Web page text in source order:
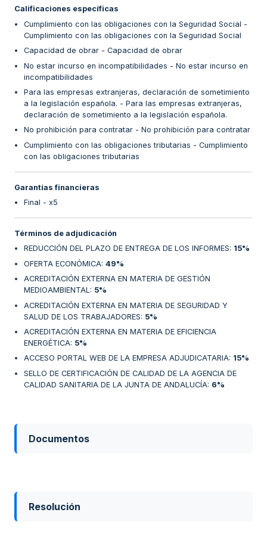
Calificaciones específicas
Cumplimiento con las obligaciones con la Seguridad Social -
Cumplimiento con las obligaciones con la Seguridad Social
Capacidad de obrar - Capacidad de obrar
No estar incurso en incompatibilidades - No estar incurso en
incompatibilidades
Para las empresas extranjeras, declaración de sometimiento
a la legislación española. - Para las empresas extranjeras,
declaración de sometimiento a la legislación española.
No prohibición para contratar - No prohibición para contratar
Cumplimiento con las obligaciones tributarias - Cumplimiento
con las obligaciones tributarias
Garantías financieras
Final - x5
Términos de adjudicación
REDUCCIÓN DEL PLAZO DE ENTREGA DE LOS INFORMES: 15%
OFERTA ECONÓMICA: 49%
ACREDITACIÓN EXTERNA EN MATERIA DE GESTIÓN
MEDIOAMBIENTAL: 5%
ACREDITACIÓN EXTERNA EN MATERIA DE SEGURIDAD Y
SALUD DE LOS TRABAJADORES: 5%
ACREDITACIÓN EXTERNA EN MATERIA DE EFICIENCIA
ENERGÉTICA: 5%
ACCESO PORTAL WEB DE LA EMPRESA ADJUDICATARIA: 15%
SELLO DE CERTIFICACIÓN DE CALIDAD DE LA AGENCIA DE
CALIDAD SANITARIA DE LA JUNTA DE ANDALUCÍA: 6%
Documentos
Resolución